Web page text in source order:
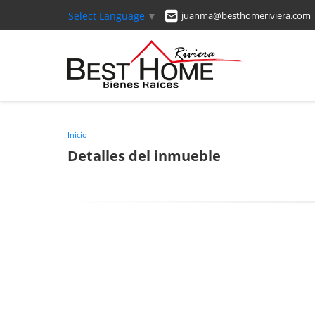
Select Language ▼ juanma@besthomeriviera.com
Inicio
Detalles del inmueble